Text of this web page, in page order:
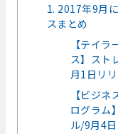
1. 2017年9月
スまとめ
【テイ
ス】スト
月1日リ
【ビジ
ログラム
ル/9月4